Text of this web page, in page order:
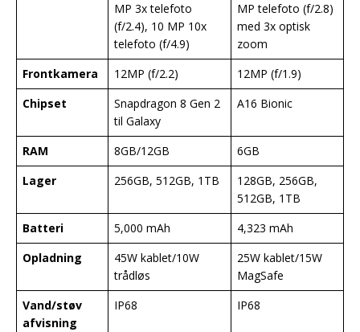
MP 3x telefoto
(f/2.4), 10 MP 10x
telefoto (f/4.9)
MP telefoto (f/2.8)
med 3x optisk
zoom
Frontkamera
12MP (f/2.2)
12MP (f/1.9)
Chipset
Snapdragon 8 Gen 2
til Galaxy
A16 Bionic
RAM 8GB/12GB
6GB
Lager
256GB, 512GB, 1TB
128GB, 256GB,
512GB, 1TB
Batteri
5,000 mAh
4,323 mAh
Opladning
45W kablet/10W
trådløs
25W kablet/15W
MagSafe
Vand/støv
afvisning
IP68 IP68